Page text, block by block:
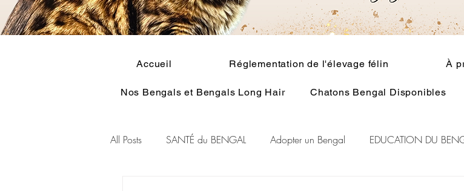
Accueil Réglementation de l'élevage félin À
Nos Bengals et Bengals Long Hair Chatons Bengal Disponibles
All Posts SANTÉ du BENGAL Adopter un Bengal EDUCATION DU